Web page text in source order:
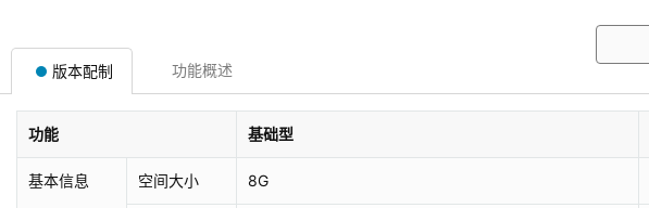
版本配制 功能概述
功能 基础型
基本信息 空间大小 8G